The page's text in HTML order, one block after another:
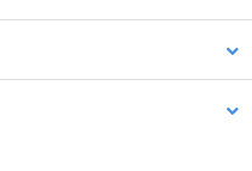
Steel Sprockets range now